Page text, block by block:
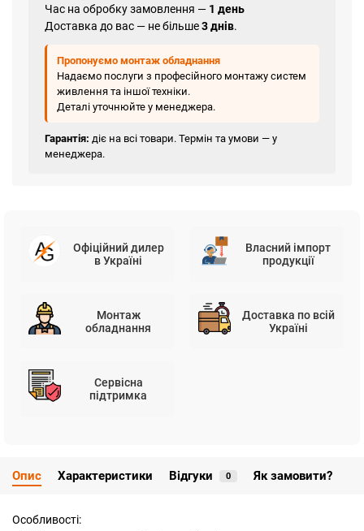
Час на обробку замовлення — 1 день
Доставка до вас — не більше3 днів.
Пропонуємо монтаж обладнання
Надаємо послуги з професійного монтажу систем
живлення та іншої техніки.
Деталі уточнюйте у менеджера.
Гарантія: діє на всі товари. Термін та умови — у
менеджера.
Офіційний дилер
в Україні
Власний імпорт
продукції
Монтаж
обладнання
Доставка по всій
Україні
Сервісна
підтримка
Опис Характеристики Відгуки 0 Як замовити?
Особливості: